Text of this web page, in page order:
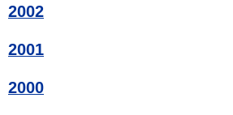
2002
2001
2000